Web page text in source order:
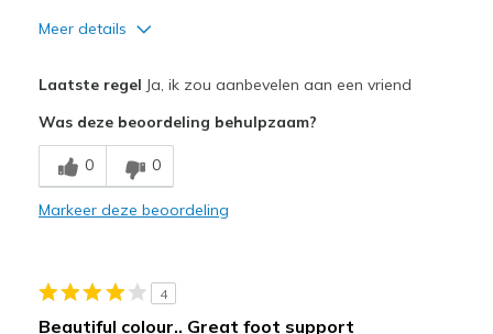
Meer details
Comfortable
Beste toepassingen
Casual Wear
Laatste regel Ja, ik zou aanbevelen aan een vriend
Was deze beoordeling behulpzaam?
0 0
Markeer deze beoordeling
4
Beautiful colour.. Great foot support